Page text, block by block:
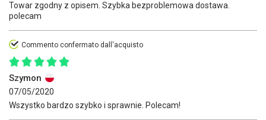
Towar zgodny z opisem. Szybka bezproblemowa dostawa.
polecam
Commento confermato dall'acquisto
Szymon
07/05/2020
Wszystko bardzo szybko i sprawnie. Polecam!